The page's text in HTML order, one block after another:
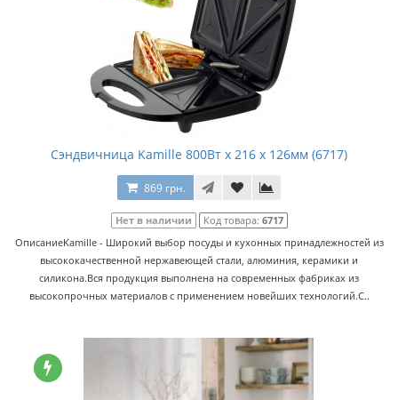
Сэндвичница Kamille 800Вт x 216 x 126мм (6717)
869 грн.
Нет в наличии Код товара: 6717
ОписаниеKamille - Широкий выбор посуды и кухонных принадлежностей из
высококачественной нержавеющей стали, алюминия, керамики и
силикона.Вся продукция выполнена на современных фабриках из
высокопрочных материалов с применением новейших технологий.С..